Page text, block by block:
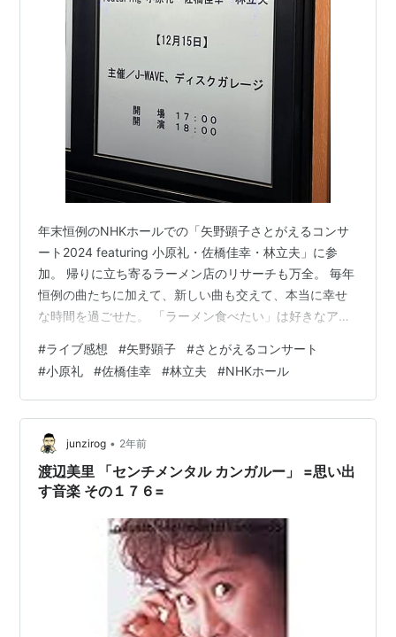
年末恒例のNHKホールでの「矢野顕子さとがえるコンサ
ート2024 featuring 小原礼・佐橋佳幸・林立夫」に参
加。 帰りに立ち寄るラーメン店のリサーチも万全。 毎年
恒例の曲たちに加えて、新しい曲も交えて、本当に幸せ
な時間を過ごせた。 「ラーメン食べたい」は好きなアレ
わりで、なんとMISIAがゲストで登場。 矢野顕子がMISIA
に提供した「希望のうた」を共演。 最後は「ひとつだ
け」で締め括り。 MISIAのパフォーマンスは圧巻だった
が、矢野顕子との共演は幸せ以外のなにものでもない。
来年は、さとがえるコンサート30周年とのこと。 今か
ら…
#ライブ感想 #矢野顕子 #さとがえるコンサート
#小原礼 #佐橋佳幸 #林立夫 #NHKホール
junzirog • 2年前
渡辺美里 「センチメンタル カンガルー」 =思い出
す音楽 その１７６=